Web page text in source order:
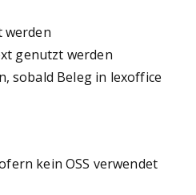
werden
genutzt werden
sobald Beleg in lexoffice
kein OSS verwendet